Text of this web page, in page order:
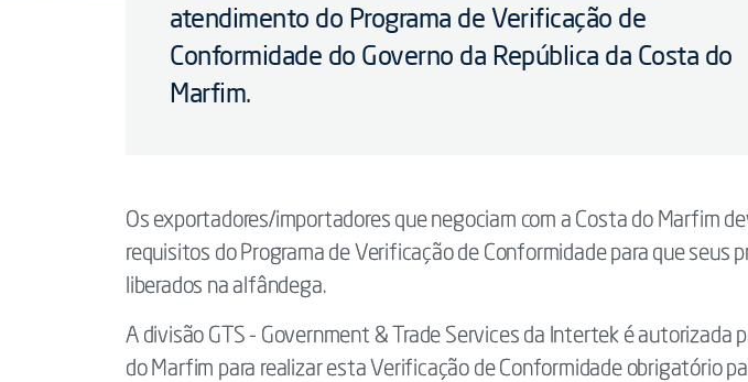
atendimento do Programa de Verificação de
Conformidade do Governo da República da Costa do
Marfim.
Os exportadores/importadores que negociam com a Costa do Marfim
requisitos do Programa de Verificação de Conformidade para que seus
liberados na alfândega.
A divisão GTS - Government & Trade Services da Intertek é autorizada
do Marfim para realizar esta Verificação de Conformidade obrigatório